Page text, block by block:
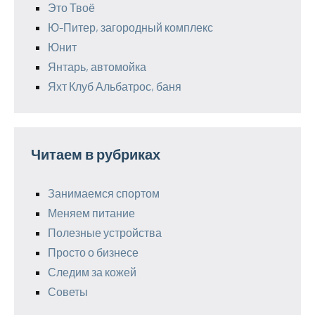
Это Твоё
Ю-Питер, загородный комплекс
Юнит
Янтарь, автомойка
Яхт Клуб Альбатрос, баня
Читаем в рубриках
Занимаемся спортом
Меняем питание
Полезные устройства
Просто о бизнесе
Следим за кожей
Советы